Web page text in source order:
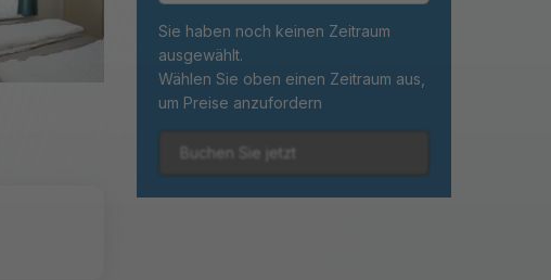
Sie haben noch keinen Zeitraum
ausgewählt.
Wählen Sie oben einen Zeitraum aus,
um Preise anzufordern
Buchen Sie jetzt